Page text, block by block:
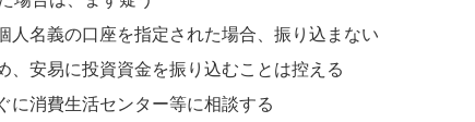
人名義の口座を指定された場合、振り込まない
、安易に投資資金を振り込むことは控える
に消費生活センター等に相談する